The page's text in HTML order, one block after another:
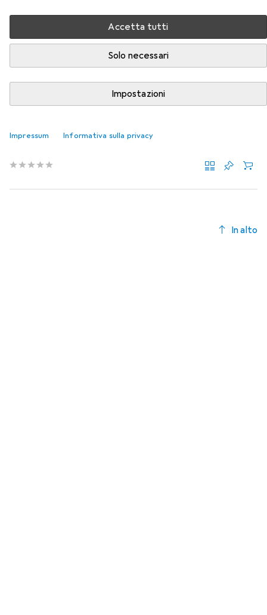
Accetta tutti
Solo necessari
Impostazioni
Impressum Informativa sulla privacy
Chiave a bussola + esagonale
Koken
Terminali del fusibile della presa
In alto